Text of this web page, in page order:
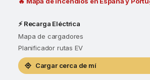
⚡ Recarga Eléctrica
Mapa de cargadores
Planificador rutas EV
Cargar cerca de mí